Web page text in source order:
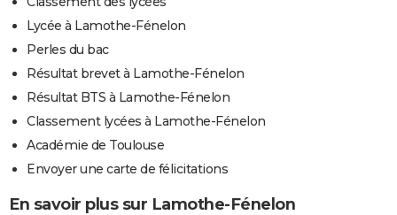
Lycée à Lamothe-Fénelon
Perles du bac
Résultat brevet à Lamothe-Fénelon
Résultat BTS à Lamothe-Fénelon
Classement lycées à Lamothe-Fénelon
Académie de Toulouse
Envoyer une carte de félicitations
En savoir plus sur Lamothe-Fénelon